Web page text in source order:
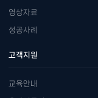
영상자료
성공사례
고객지원
교육안내